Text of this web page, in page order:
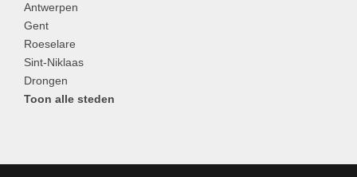
Antwerpen
Gent
Roeselare
Sint-Niklaas
Drongen
Toon alle steden